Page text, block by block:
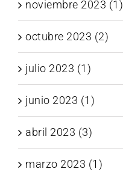
noviembre 2023 (1)
octubre 2023 (2)
julio 2023 (1)
junio 2023 (1)
abril 2023 (3)
marzo 2023 (1)